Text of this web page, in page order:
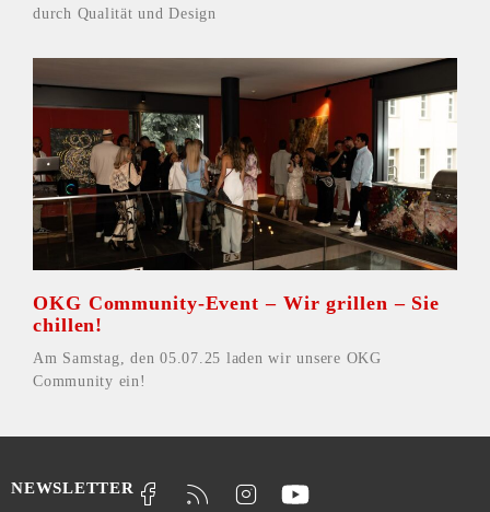
durch Qualität und Design
OKG Community-Event – Wir grillen – Sie
chillen!
Am Samstag, den 05.07.25 laden wir unsere OKG
Community ein!
NEWSLETTER